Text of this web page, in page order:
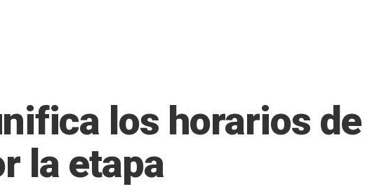
los horarios
la etapa